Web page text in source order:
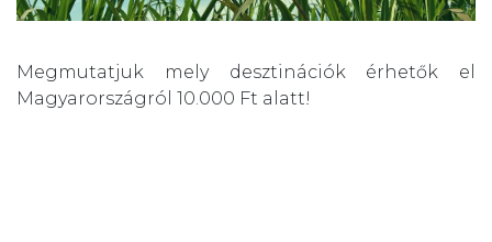
Megmutatjuk mely desztinációk érhetők el
Magyarországról 10.000 Ft alatt!